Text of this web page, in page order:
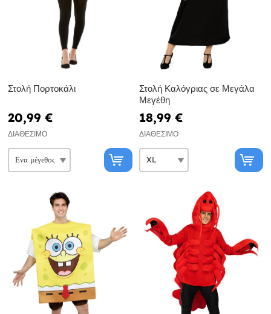
Στολή Πορτοκάλι
20,99 €
ΔΙΑΘΈΣΙΜΟ
Στολή Καλόγριας σε Μεγάλα
Μεγέθη
18,99 €
ΔΙΑΘΈΣΙΜΟ